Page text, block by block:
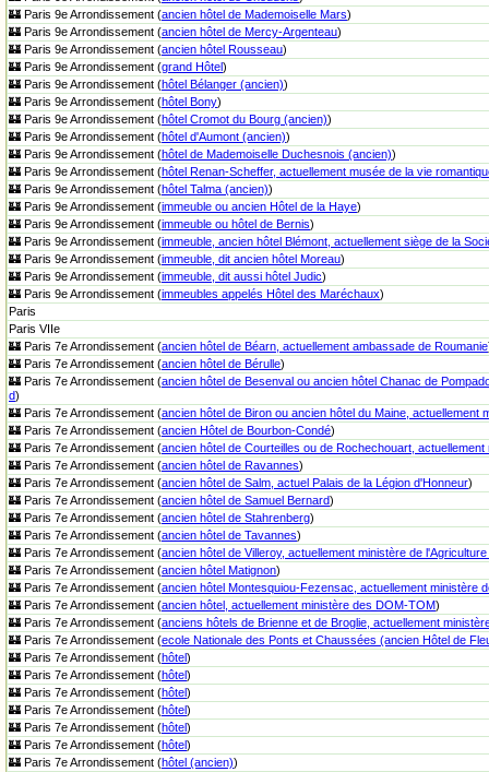
🏰 Paris 9e Arrondissement (ancien hôtel de Mademoiselle Mars)
🏰 Paris 9e Arrondissement (ancien hôtel de Mercy-Argenteau)
🏰 Paris 9e Arrondissement (ancien hôtel Rousseau)
🏰 Paris 9e Arrondissement (grand Hôtel)
🏰 Paris 9e Arrondissement (hôtel Bélanger (ancien))
🏰 Paris 9e Arrondissement (hôtel Bony)
🏰 Paris 9e Arrondissement (hôtel Cromot du Bourg (ancien))
🏰 Paris 9e Arrondissement (hôtel d'Aumont (ancien))
🏰 Paris 9e Arrondissement (hôtel de Mademoiselle Duchesnois (ancien))
🏰 Paris 9e Arrondissement (hôtel Renan-Scheffer, actuellement musée de la vie
🏰 Paris 9e Arrondissement (hôtel Talma (ancien))
🏰 Paris 9e Arrondissement (immeuble ou ancien Hôtel de la Haye)
🏰 Paris 9e Arrondissement (immeuble ou hôtel de Bernis)
🏰 Paris 9e Arrondissement (immeuble, ancien hôtel Blémont, actuellement siège de la
🏰 Paris 9e Arrondissement (immeuble, dit ancien hôtel Moreau)
🏰 Paris 9e Arrondissement (immeuble, dit aussi hôtel Judic)
🏰 Paris 9e Arrondissement (immeubles appelés Hôtel des Maréchaux)
Paris
Paris VIIe
🏰 Paris 7e Arrondissement (ancien hôtel de Béarn, actuellement ambassade de Roumanie
🏰 Paris 7e Arrondissement (ancien hôtel de Bérulle)
🏰 Paris 7e Arrondissement (ancien hôtel de Besenval ou ancien hôtel Chanac de
d)
🏰 Paris 7e Arrondissement (ancien hôtel de Biron ou ancien hôtel du Maine, actuellement
🏰 Paris 7e Arrondissement (ancien Hôtel de Bourbon-Condé)
🏰 Paris 7e Arrondissement (ancien hôtel de Courteilles ou de Rochechouart,
🏰 Paris 7e Arrondissement (ancien hôtel de Ravannes)
🏰 Paris 7e Arrondissement (ancien hôtel de Salm, actuel Palais de la Légion d'Honneur)
🏰 Paris 7e Arrondissement (ancien hôtel de Samuel Bernard)
🏰 Paris 7e Arrondissement (ancien hôtel de Stahrenberg)
🏰 Paris 7e Arrondissement (ancien hôtel de Tavannes)
🏰 Paris 7e Arrondissement (ancien hôtel de Villeroy, actuellement ministère de
🏰 Paris 7e Arrondissement (ancien hôtel Matignon)
🏰 Paris 7e Arrondissement (ancien hôtel Montesquiou-Fezensac, actuellement ministère
🏰 Paris 7e Arrondissement (ancien hôtel, actuellement ministère des DOM-TOM)
🏰 Paris 7e Arrondissement (anciens hôtels de Brienne et de Broglie, actuellement
🏰 Paris 7e Arrondissement (ecole Nationale des Ponts et Chaussées (ancien Hôtel de
🏰 Paris 7e Arrondissement (hôtel)
🏰 Paris 7e Arrondissement (hôtel)
🏰 Paris 7e Arrondissement (hôtel)
🏰 Paris 7e Arrondissement (hôtel)
🏰 Paris 7e Arrondissement (hôtel)
🏰 Paris 7e Arrondissement (hôtel)
🏰 Paris 7e Arrondissement (hôtel (ancien))